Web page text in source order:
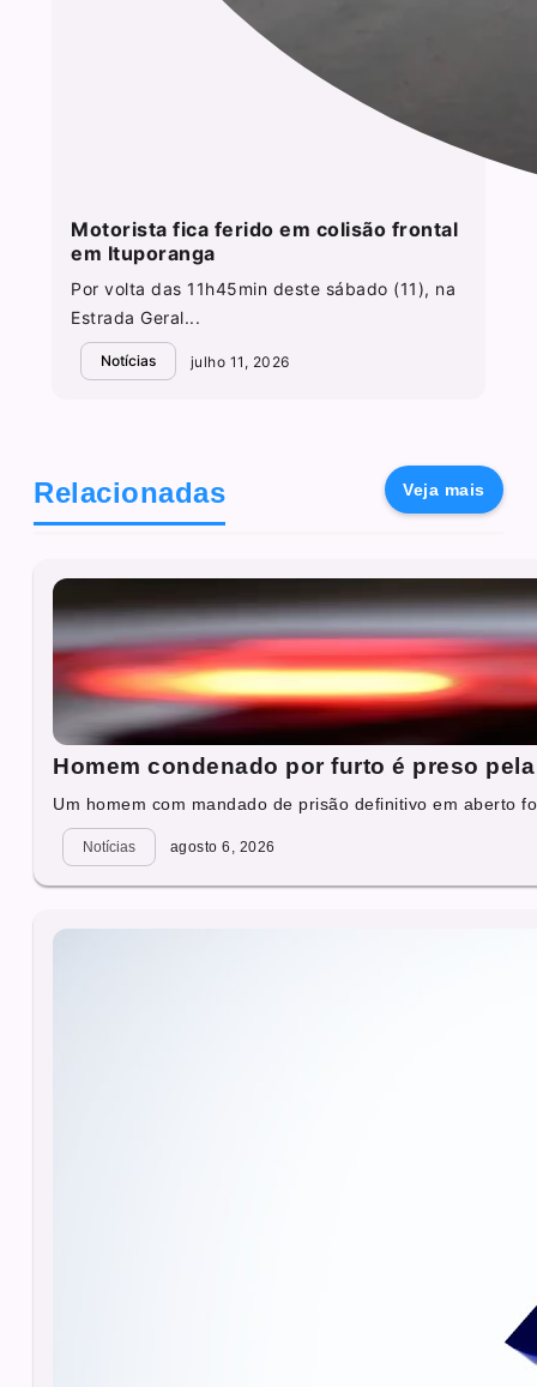
Motorista fica ferido em colisão frontal
em Ituporanga
Por volta das 11h45min deste sábado (11), na
Estrada Geral...
Notícias julho 11, 2026
Relacionadas Veja mais
Homem condenado por furto é preso
Um homem com mandado de prisão definitivo em aberto
Notícias agosto 6, 2026